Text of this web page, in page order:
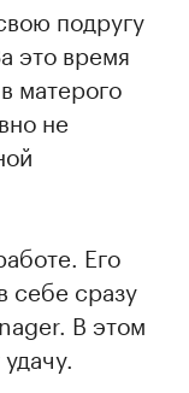
подругу
это время
матерого
не
Его
себе сразу
В этом